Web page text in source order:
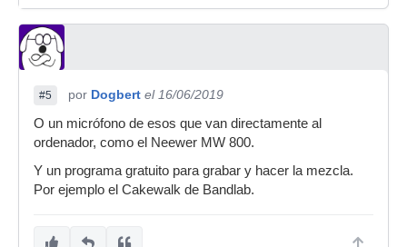
#5 por Dogbert el 16/06/2019
O un micrófono de esos que van directamente al
ordenador, como el Neewer MW 800.
Y un programa gratuito para grabar y hacer la mezcla.
Por ejemplo el Cakewalk de Bandlab.